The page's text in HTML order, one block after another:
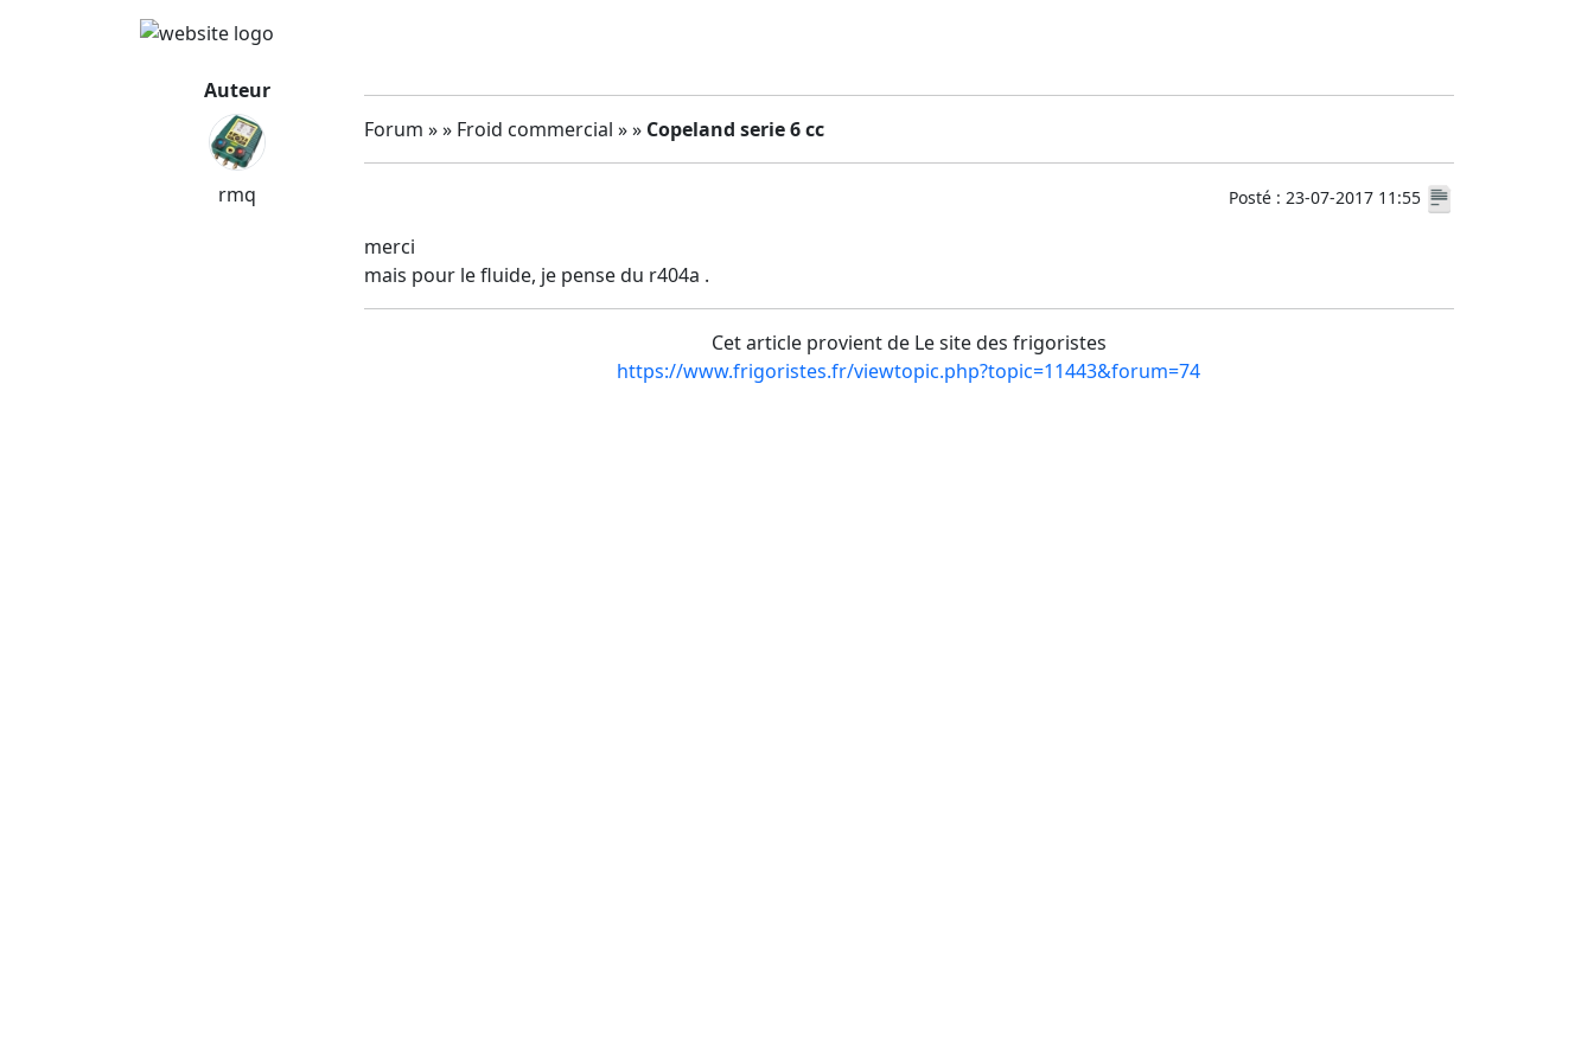
Auteur
rmq
Forum » » Froid commercial » » Copeland serie 6 cc
Posté : 23-07-2017 11:55
merci
mais pour le fluide, je pense du r404a .
Cet article provient de Le site des frigoristes
https://www.frigoristes.fr/viewtopic.php?topic=11443&forum=74